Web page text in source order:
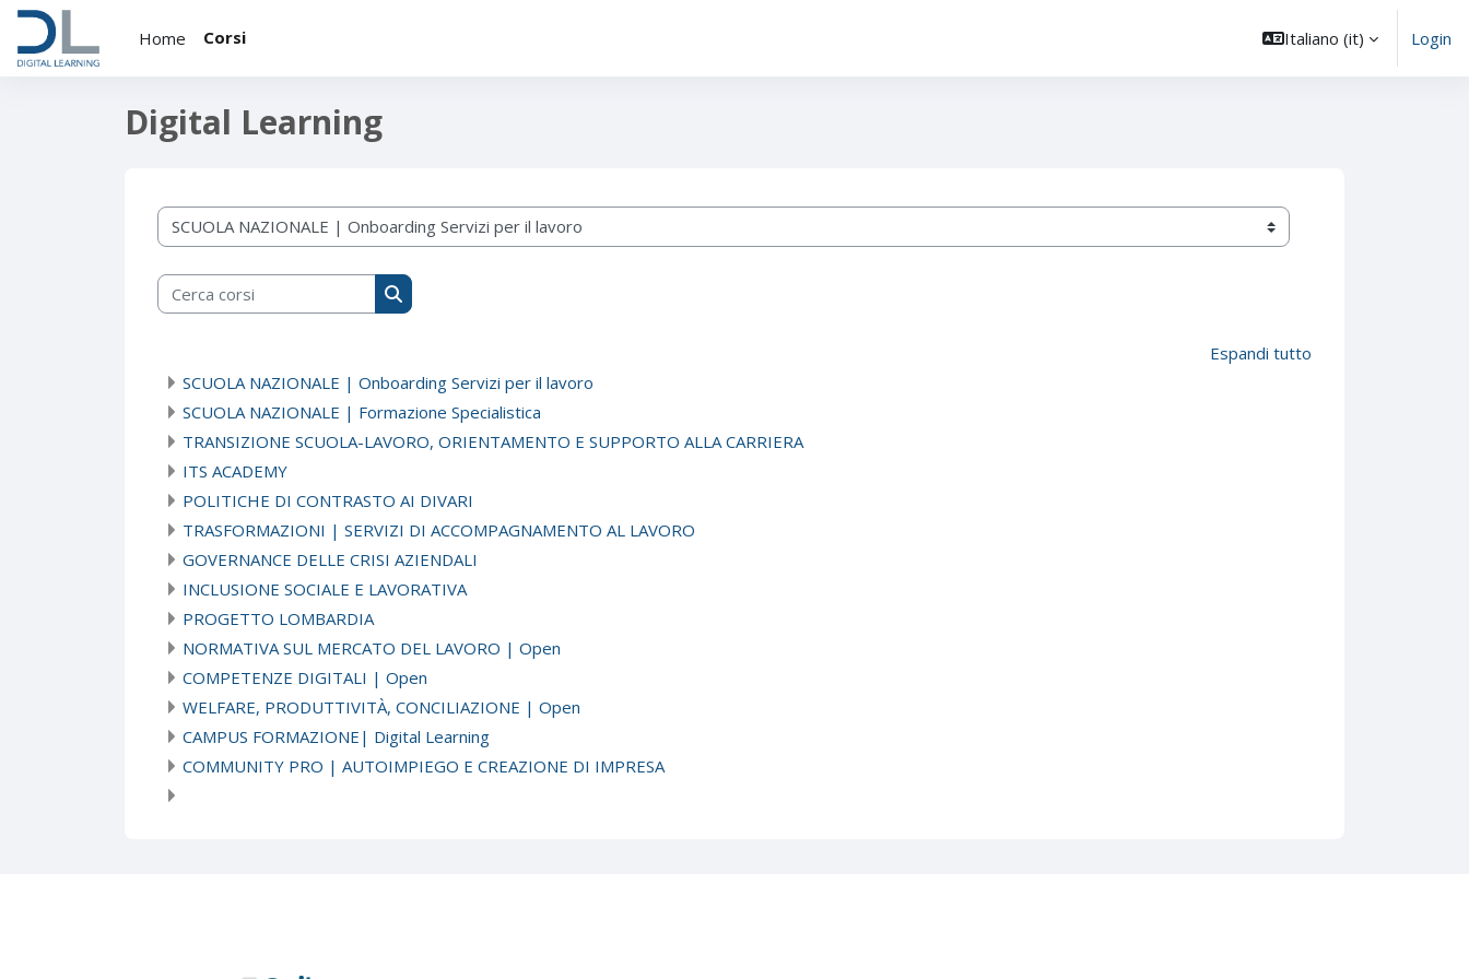
Vai al contenuto principale
Home
Corsi Italiano ‎(it)‎ Login
Digital Learning
Tutti i corsi
Cerca corsi
Cerca corsi
Espandi tutto
SCUOLA NAZIONALE | Onboarding Servizi per il lavoro
SCUOLA NAZIONALE | Formazione Specialistica
TRANSIZIONE SCUOLA-LAVORO, ORIENTAMENTO E SUPPORTO ALLA CARRIERA
ITS ACADEMY
POLITICHE DI CONTRASTO AI DIVARI
TRASFORMAZIONI | SERVIZI DI ACCOMPAGNAMENTO AL LAVORO
GOVERNANCE DELLE CRISI AZIENDALI
INCLUSIONE SOCIALE E LAVORATIVA
PROGETTO LOMBARDIA
NORMATIVA SUL MERCATO DEL LAVORO | Open
COMPETENZE DIGITALI | Open
WELFARE, PRODUTTIVITÀ, CONCILIAZIONE | Open
CAMPUS FORMAZIONE| Digital Learning
COMMUNITY PRO | AUTOIMPIEGO E CREAZIONE DI IMPRESA